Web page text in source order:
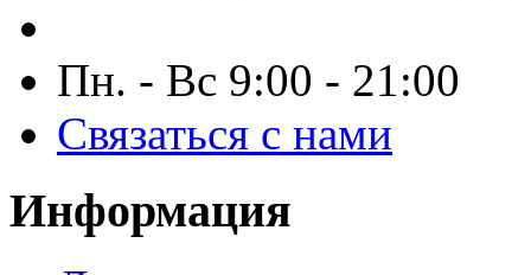
Пн. - Вс 9:00 - 21:00
Связаться с нами
Информация